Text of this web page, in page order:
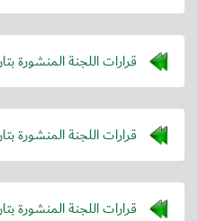
قرارات اللجنة المنشورة
قرارات اللجنة المنشورة
قرارات اللجنة المنشورة